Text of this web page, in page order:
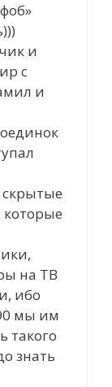
и
с
и
на ТВ
ибо
мы им
такого
знать